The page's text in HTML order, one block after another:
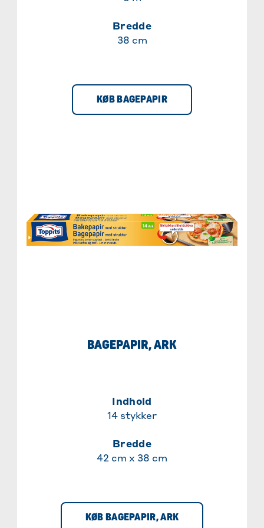
Bredde
38 cm
KØB BAGEPAPIR
BAGEPAPIR, ARK
Indhold
14 stykker
Bredde
42 cm x 38 cm
KØB BAGEPAPIR, ARK